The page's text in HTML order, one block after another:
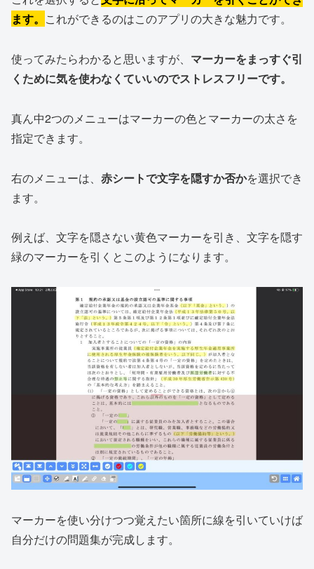
ます。 これができるのはこのアプリの大きな魅力です。
使ってみたらわかると思いますが、 マーカーをまっすぐ引
くために気を使わなくていいのでストレスフリーです。
真ん中2つのメニューはマーカーの色とマーカーの太さを
指定できます。
右のメニューは、 赤シートで文字を隠すか否かを選択でき
ます。
例えば、文字を隠さない黄色マーカーを引き、文字を隠す
緑のマーカーを引くとこのようになります。
マーカーを使い分けつつ覚えたい箇所に線を引いていけば
自分だけの問題集が完成します。